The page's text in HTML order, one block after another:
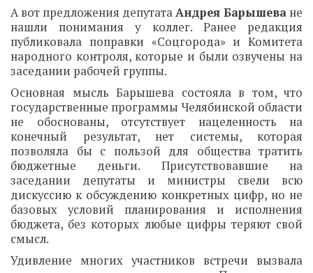
А вот предложения депутатаАндрея Барышева не
нашли понимания у коллег. Ранее редакция
публиковала поправки «Соцгорода» и Комитета
народного контроля, которые и были озвучены на
заседании рабочей группы.
Основная мысль Барышева состояла в том, что
государственные программы Челябинской области
не обоснованы, отсутствует нацеленность на
конечный результат, нет системы, которая
позволяла бы с пользой для общества тратить
бюджетные деньги. Присутствовавшие на
заседании депутаты и министры свели всю
дискуссию к обсуждению конкретных цифр, но не
базовых условий планирования и исполнения
бюджета, без которых любые цифры теряют свой
смысл.
Удивление многих участников встречи вызвала